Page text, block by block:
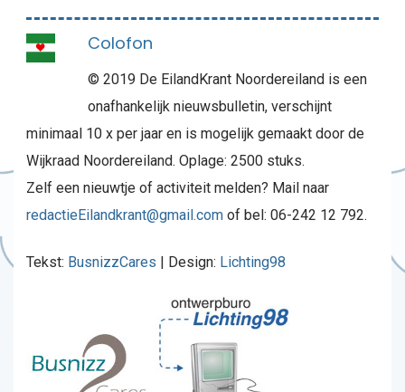
Colofon
© 2019 De EilandKrant Noordereiland is een
onafhankelijk nieuwsbulletin, verschijnt
minimaal 10 x per jaar en is mogelijk gemaakt door de
Wijkraad Noordereiland. Oplage: 2500 stuks.
Zelf een nieuwtje of activiteit melden? Mail naar
redactieEilandkrant@gmail.com of bel: 06-242 12 792.
Tekst: BusnizzCares | Design: Lichting98